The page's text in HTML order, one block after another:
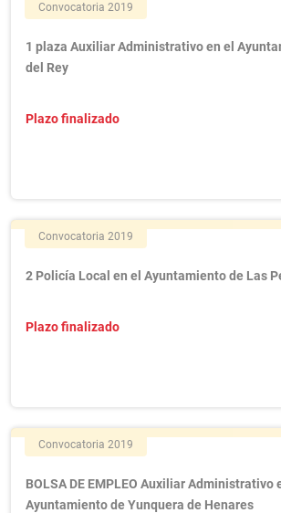
Convocatoria 2019
1 plaza Auxiliar Administrativo en el
del Rey
Plazo finalizado
Convocatoria 2019
2 Policía Local en el Ayuntamiento de Las
Plazo finalizado
Convocatoria 2019
BOLSA DE EMPLEO Auxiliar Administrativo
Ayuntamiento de Yunquera de Henares